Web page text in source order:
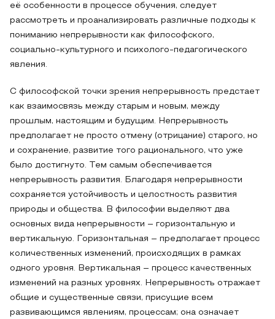
её особенности в процессе обучения, следует
рассмотреть и проанализировать различные подходы к
пониманию непрерывности как философского,
социально-культурного и психолого-педагогического
явления.
С философской точки зрения непрерывность предстает
как взаимосвязь между старым и новым, между
прошлым, настоящим и будущим. Непрерывность
предполагает не просто отмену (отрицание) старого, но
и сохранение, развитие того рационального, что уже
было достигнуто. Тем самым обеспечивается
непрерывность развития. Благодаря непрерывности
сохраняется устойчивость и целостность развития
природы и общества. В философии выделяют два
основных вида непрерывности – горизонтальную и
вертикальную. Горизонтальная – предполагает процесс
количественных изменений, происходящих в рамках
одного уровня. Вертикальная – процесс качественных
изменений на разных уровнях. Непрерывность отражает
общие и существенные связи, присущие всем
развивающимся явлениям, процессам; она означает